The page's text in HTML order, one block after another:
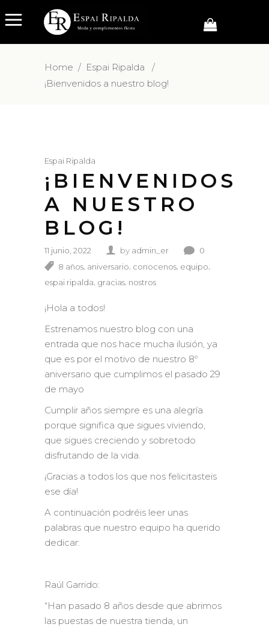
Home / Espai Ripalda
/
¡Bienvenidos a nuestro blog!
Espai Ripalda
¡BIENVENIDOS
A NUESTRO
BLOG!
11 junio, 2022 by admin_er
0
8 años aniversario conocenos equipo
espai ripalda gracias nostros
¡Hola a todos!
Estrenamos nuestro blog con una
entrada que nos hace mucha ilusión, ya
que es por el motivo de nuestro 8º
aniversario que cumplimos el pasado 29
de mayo
Cumplir años siempre es una alegría
porque significa que sigues viviendo,
que sigues creciendo y sobretodo
disfrutando de la vida.
¡Gracias a todos los que nos felicitasteis
ese día!
A continuación podréis leer unas
palabras que nuestro equipo ha querido
dedicar:
Raúl Garrido:
“Han pasado 8 años desde que abrimos
las puestas de nuestra tienda, un